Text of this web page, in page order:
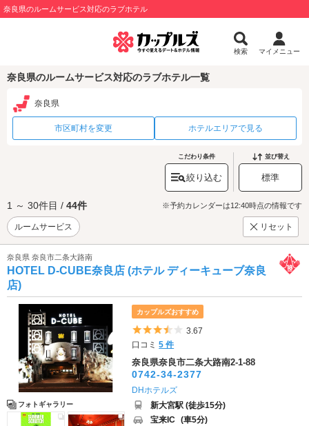
奈良県のルームサービス対応のラブホテル
検索 マイメニュー
奈良県のルームサービス対応のラブホテル一覧
奈良県
市区町村を変更 ホテルエリアで見る
こだわり条件
絞り込む
並び替え
標準
1 ～ 30件目 / 44件 ※予約カレンダーは12:40時点の情報です
ルームサービス リセット
奈良県 奈良市二条大路南
HOTEL D-CUBE奈良店 (ホテル ディーキューブ奈良
店)
フォトギャラリー
カップルズおすすめ
5つ星のうち3.5
3.67
口コミ5 件
奈良県奈良市二条大路南2-1-88
0742-34-2377
DHホテルズ
新大宮駅 (徒歩15分)
宝来IC (車5分)